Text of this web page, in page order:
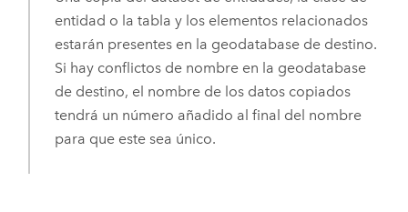
entidad o la tabla y los elementos relacionados
estarán presentes en la geodatabase de destino.
Si hay conflictos de nombre en la geodatabase
de destino, el nombre de los datos copiados
tendrá un número añadido al final del nombre
para que este sea único.